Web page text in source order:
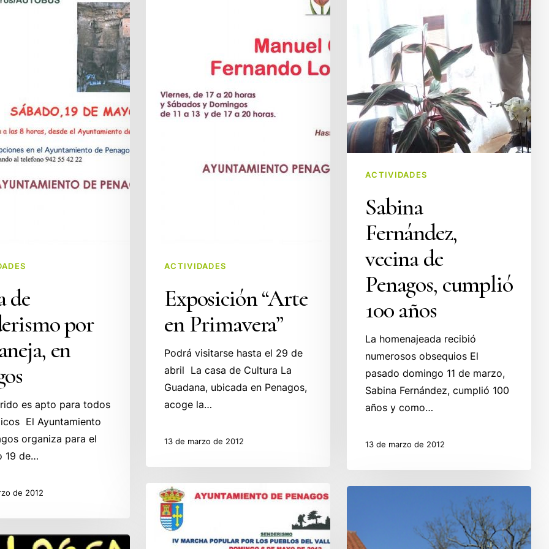
de
por
en
es apto para todos
El Ayuntamiento
organiza para el
19 de…
de 2012
ACTIVIDADES
Exposición “Arte
en Primavera”
Podrá visitarse hasta el 29 de
abril La casa de Cultura La
Guadana, ubicada en Penagos,
acoge la…
13 de marzo de 2012
ACTIVIDADES
Sabina
Fernández,
vecina de
Penagos, cumplió
100 años
La homenajeada recibió
numerosos obsequios El
pasado domingo 11 de marzo,
Sabina Fernández, cumplió 100
años y como…
13 de marzo de 2012
Marcha
Popular
para
los